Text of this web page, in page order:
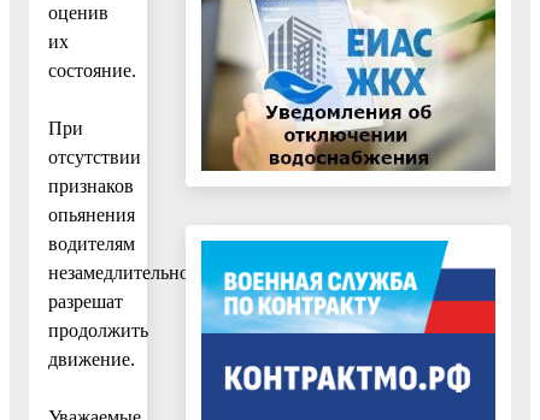
оценив
их
состояние.
При
отсутствии
признаков
опьянения
водителям
незамедлительно
разрешат
продолжить
движение.